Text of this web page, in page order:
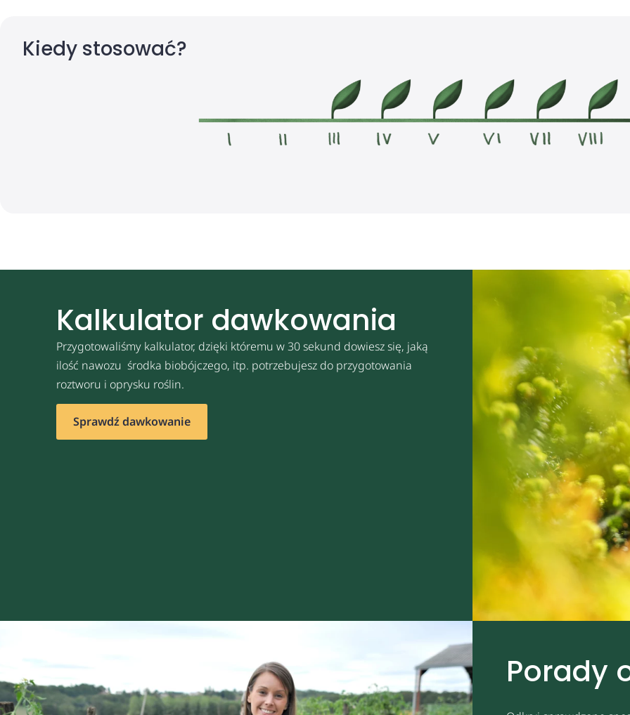
Kiedy stosować?
Kalkulator dawkowania
Przygotowaliśmy kalkulator, dzięki któremu w 30 sekund dowiesz się, jaką
ilość nawozu środka biobójczego, itp. potrzebujesz do przygotowania
roztworu i oprysku roślin.
Sprawdź dawkowanie
Porady